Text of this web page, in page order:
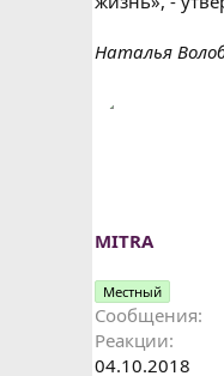
Наталья
MITRA
Местный
Сообщения
Реакции
04.10.2018